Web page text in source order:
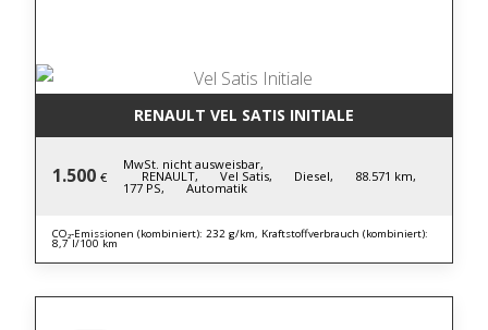
RENAULT VEL SATIS INITIALE
1.500 €
MwSt. nicht ausweisbar,
RENAULT, Vel Satis, Diesel, 88.571 km,
177 PS, Automatik
CO₂-Emissionen (kombiniert): 232 g/km, Kraftstoffverbrauch (kombiniert):
8,7 l/100 km